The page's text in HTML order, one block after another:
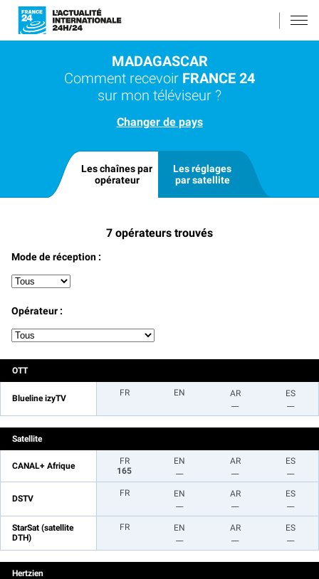
MADAGASCAR
Comment recevoir FRANCE 24
sur mon téléviseur ?
Changer de pays
Les chaînes par
opérateur
Les réglages
par satellite
7 opérateurs trouvés
Mode de réception :
Opérateur :
OTT
Blueline izyTV
FR EN
AR
ES
Satellite
CANAL+ Afrique
FR
165
EN
AR
ES
DSTV
FR
EN
AR
ES
StarSat (satellite
DTH)
FR
EN
AR
ES
Hertzien